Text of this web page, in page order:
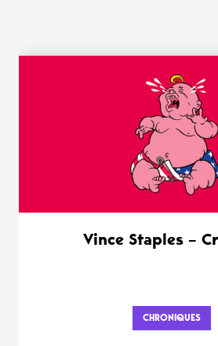
WANT
Vince Staples –
CHRONIQUES